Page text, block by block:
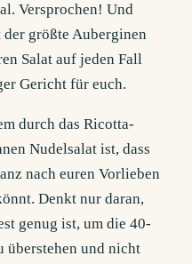
Versprochen! Und
größte Auberginen
Salat auf jeden Fall
Gericht für euch.
durch das Ricotta-
Nudelsalat ist, dass
nach euren Vorlieben
Denkt nur daran,
genug ist, um die 40-
überstehen und nicht